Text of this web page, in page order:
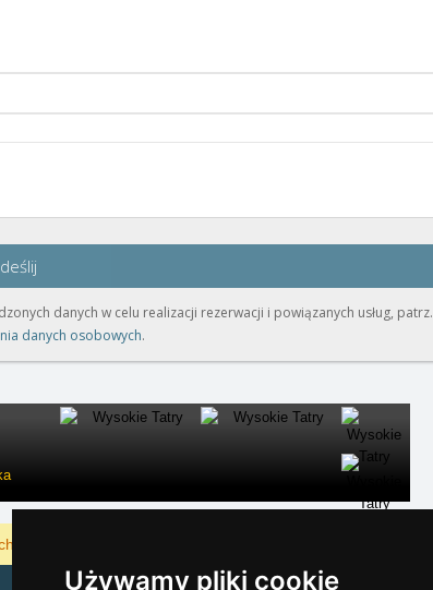
Używamy pliki cookie
danych w celu realizacji rezerwacji i powiązanych usług, patrz.
danych osobowych.
jest najtańsze?